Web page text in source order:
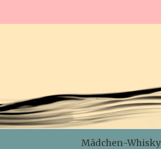
Mädchen-Whisky